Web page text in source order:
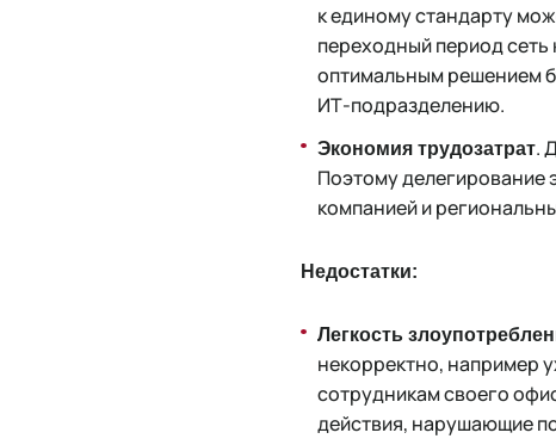
к единому стандарту
переходный период
оптимальным решением
ИТ-подразделению.
Экономия трудозатрат.
Поэтому делегирование
компанией и
Недостатки:
Легкость
некорректно, например
сотрудникам своего
действия, нарушающие